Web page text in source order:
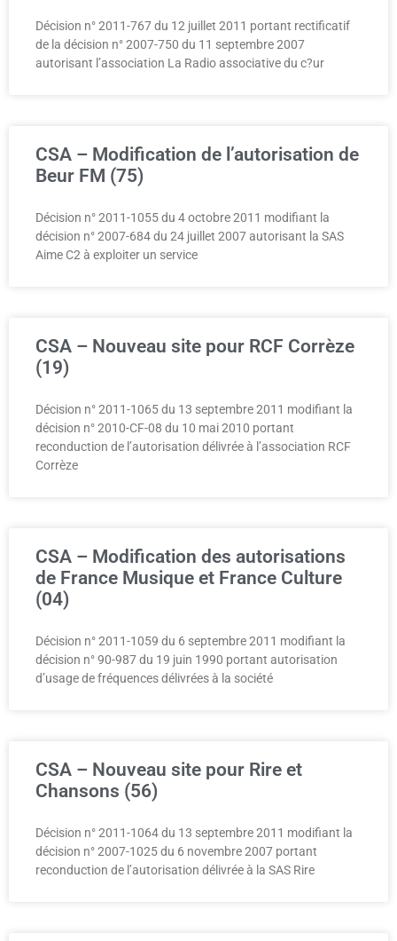
Décision n° 2011-767 du 12 juillet 2011 portant rectificatif
de la décision n° 2007-750 du 11 septembre 2007
autorisant l’association La Radio associative du c?ur
CSA – Modification de l’autorisation de
Beur FM (75)
Décision n° 2011-1055 du 4 octobre 2011 modifiant la
décision n° 2007-684 du 24 juillet 2007 autorisant la SAS
Aime C2 à exploiter un service
CSA – Nouveau site pour RCF Corrèze
(19)
Décision n° 2011-1065 du 13 septembre 2011 modifiant la
décision n° 2010-CF-08 du 10 mai 2010 portant
reconduction de l’autorisation délivrée à l’association RCF
Corrèze
CSA – Modification des autorisations
de France Musique et France Culture
(04)
Décision n° 2011-1059 du 6 septembre 2011 modifiant la
décision n° 90-987 du 19 juin 1990 portant autorisation
d’usage de fréquences délivrées à la société
CSA – Nouveau site pour Rire et
Chansons (56)
Décision n° 2011-1064 du 13 septembre 2011 modifiant la
décision n° 2007-1025 du 6 novembre 2007 portant
reconduction de l’autorisation délivrée à la SAS Rire